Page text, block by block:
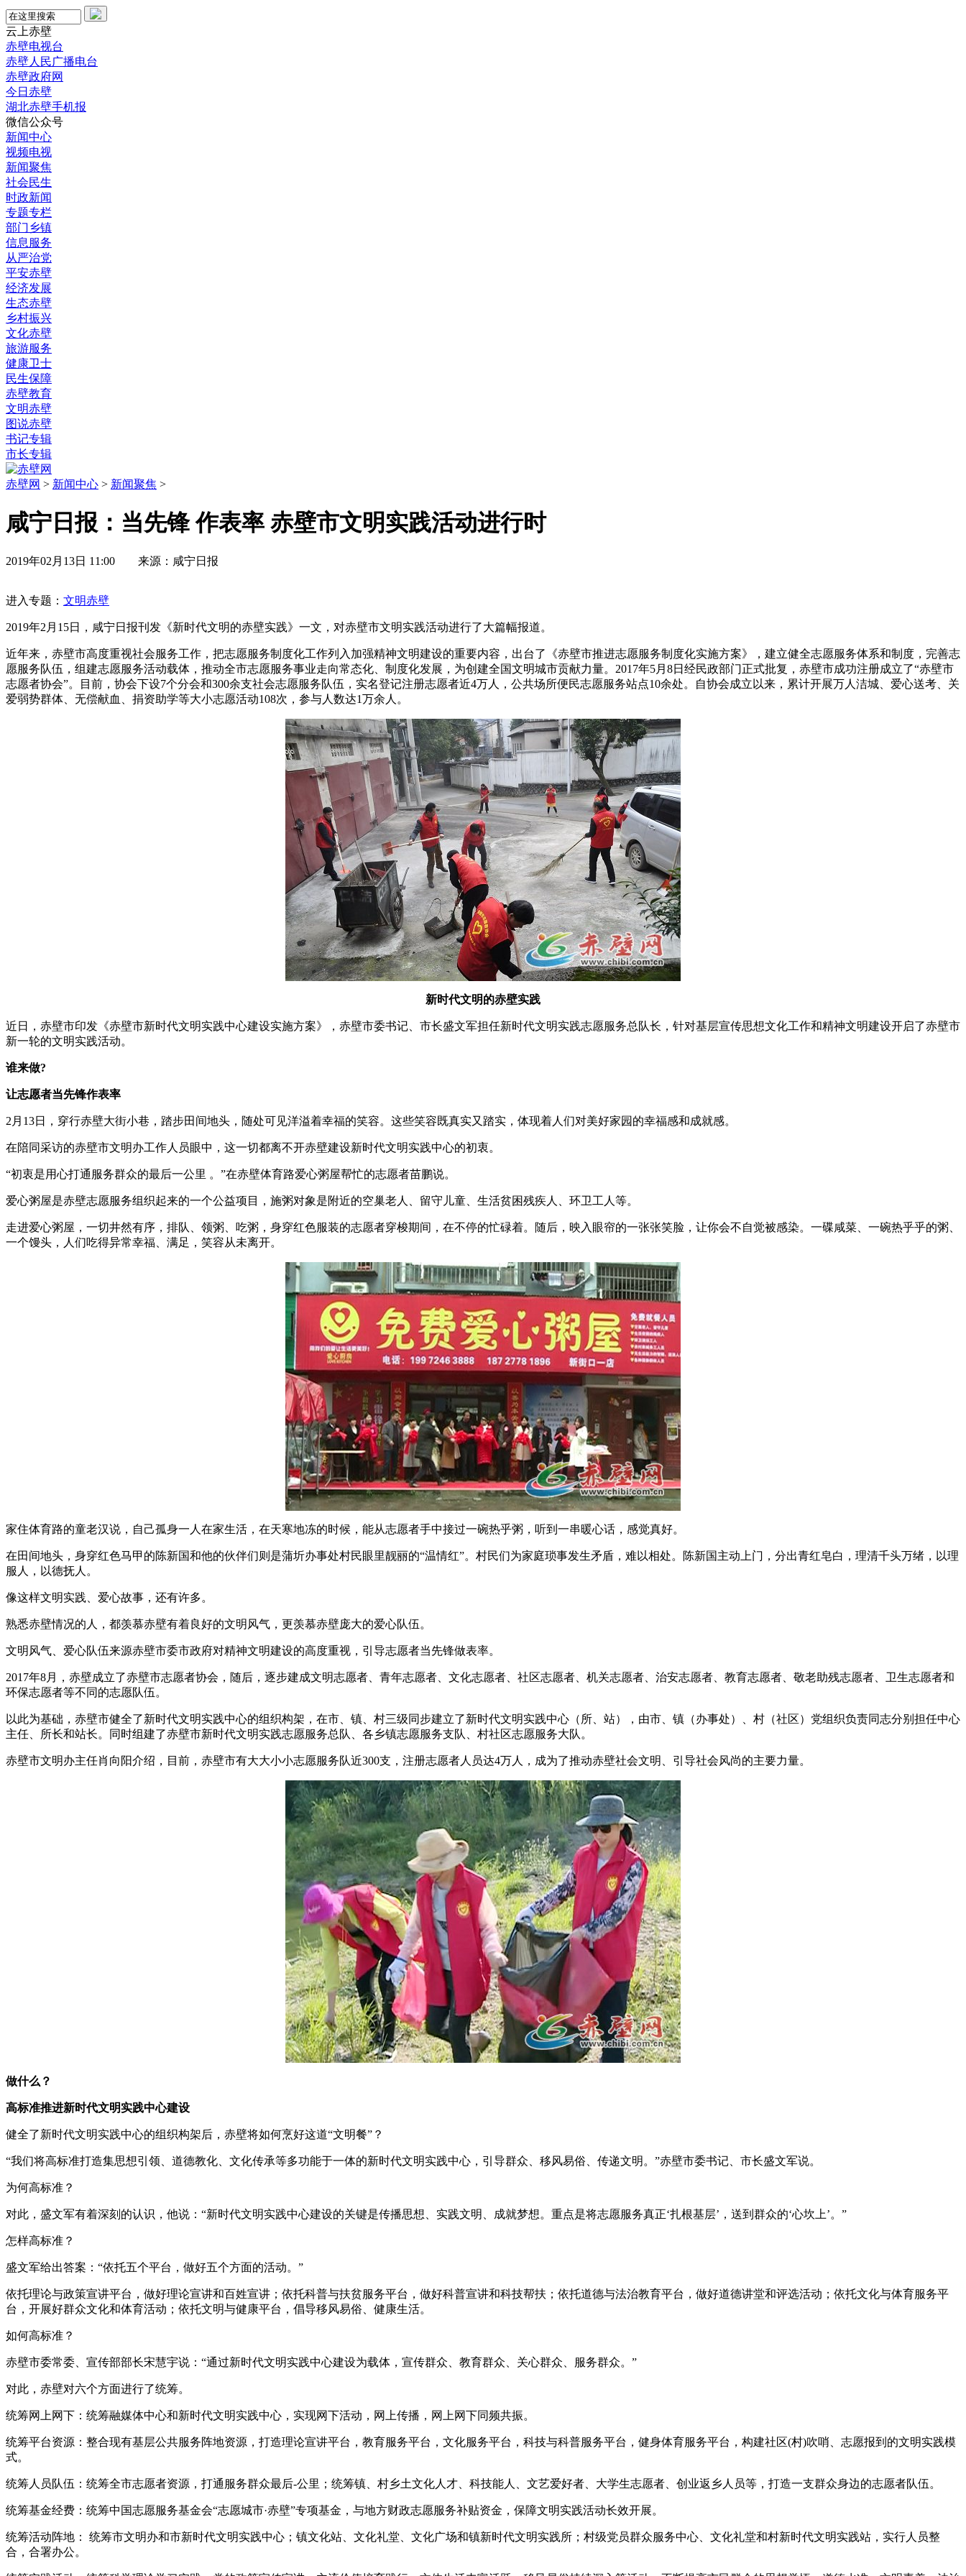
云上赤壁
赤壁电视台
赤壁人民广播电台
赤壁政府网
今日赤壁
湖北赤壁手机报
微信公众号
新闻中心
视频电视
新闻聚焦
社会民生
时政新闻
专题专栏
部门乡镇
信息服务
从严治党
平安赤壁
经济发展
生态赤壁
乡村振兴
文化赤壁
旅游服务
健康卫士
民生保障
赤壁教育
文明赤壁
图说赤壁
书记专辑
市长专辑
赤壁网 > 新闻中心 > 新闻聚焦 >
咸宁日报：当先锋 作表率 赤壁市文明实践活动进行时
2019年02月13日 11:00 来源：咸宁日报
进入专题： 文明赤壁
2019年2月15日，咸宁日报刊发《新时代文明的赤壁实践》一文，对赤壁市文明实践活动进行了大篇幅报道。
近年来，赤壁市高度重视社会服务工作，把志愿服务制度化工作列入加强精神文明建设的重要内容，出台了《赤壁市推进志愿服务制度化实施方案》，建立健全志愿服务体系和制度，完善志
愿服务队伍，组建志愿服务活动载体，推动全市志愿服务事业走向常态化、制度化发展，为创建全国文明城市贡献力量。2017年5月8日经民政部门正式批复，赤壁市成功注册成立了“赤壁市
志愿者协会”。目前，协会下设7个分会和300余支社会志愿服务队伍，实名登记注册志愿者近4万人，公共场所便民志愿服务站点10余处。自协会成立以来，累计开展万人洁城、爱心送考、关
爱弱势群体、无偿献血、捐资助学等大小志愿活动108次，参与人数达1万余人。
新时代文明的赤壁实践
近日，赤壁市印发《赤壁市新时代文明实践中心建设实施方案》，赤壁市委书记、市长盛文军担任新时代文明实践志愿服务总队长，针对基层宣传思想文化工作和精神文明建设开启了赤壁市
新一轮的文明实践活动。
谁来做?
让志愿者当先锋作表率
2月13日，穿行赤壁大街小巷，踏步田间地头，随处可见洋溢着幸福的笑容。这些笑容既真实又踏实，体现着人们对美好家园的幸福感和成就感。
在陪同采访的赤壁市文明办工作人员眼中，这一切都离不开赤壁建设新时代文明实践中心的初衷。
“初衷是用心打通服务群众的最后一公里 。”在赤壁体育路爱心粥屋帮忙的志愿者苗鹏说。
爱心粥屋是赤壁志愿服务组织起来的一个公益项目，施粥对象是附近的空巢老人、留守儿童、生活贫困残疾人、环卫工人等。
走进爱心粥屋，一切井然有序，排队、领粥、吃粥，身穿红色服装的志愿者穿梭期间，在不停的忙碌着。随后，映入眼帘的一张张笑脸，让你会不自觉被感染。一碟咸菜、一碗热乎乎的粥、
一个馒头，人们吃得异常幸福、满足，笑容从未离开。
家住体育路的童老汉说，自己孤身一人在家生活，在天寒地冻的时候，能从志愿者手中接过一碗热乎粥，听到一串暖心话，感觉真好。
在田间地头，身穿红色马甲的陈新国和他的伙伴们则是蒲圻办事处村民眼里靓丽的“温情红”。村民们为家庭琐事发生矛盾，难以相处。陈新国主动上门，分出青红皂白，理清千头万绪，以理
服人，以德抚人。
像这样文明实践、爱心故事，还有许多。
熟悉赤壁情况的人，都羡慕赤壁有着良好的文明风气，更羡慕赤壁庞大的爱心队伍。
文明风气、爱心队伍来源赤壁市委市政府对精神文明建设的高度重视，引导志愿者当先锋做表率。
2017年8月，赤壁成立了赤壁市志愿者协会，随后，逐步建成文明志愿者、青年志愿者、文化志愿者、社区志愿者、机关志愿者、治安志愿者、教育志愿者、敬老助残志愿者、卫生志愿者和
环保志愿者等不同的志愿队伍。
以此为基础，赤壁市健全了新时代文明实践中心的组织构架，在市、镇、村三级同步建立了新时代文明实践中心（所、站），由市、镇（办事处）、村（社区）党组织负责同志分别担任中心
主任、所长和站长。同时组建了赤壁市新时代文明实践志愿服务总队、各乡镇志愿服务支队、村社区志愿服务大队。
赤壁市文明办主任肖向阳介绍，目前，赤壁市有大大小小志愿服务队近300支，注册志愿者人员达4万人，成为了推动赤壁社会文明、引导社会风尚的主要力量。
做什么？
高标准推进新时代文明实践中心建设
健全了新时代文明实践中心的组织构架后，赤壁将如何烹好这道“文明餐”？
“我们将高标准打造集思想引领、道德教化、文化传承等多功能于一体的新时代文明实践中心，引导群众、移风易俗、传递文明。”赤壁市委书记、市长盛文军说。
为何高标准？
对此，盛文军有着深刻的认识，他说：“新时代文明实践中心建设的关键是传播思想、实践文明、成就梦想。重点是将志愿服务真正‘扎根基层’，送到群众的‘心坎上’。”
怎样高标准？
盛文军给出答案：“依托五个平台，做好五个方面的活动。”
依托理论与政策宣讲平台，做好理论宣讲和百姓宣讲；依托科普与扶贫服务平台，做好科普宣讲和科技帮扶；依托道德与法治教育平台，做好道德讲堂和评选活动；依托文化与体育服务平
台，开展好群众文化和体育活动；依托文明与健康平台，倡导移风易俗、健康生活。
如何高标准？
赤壁市委常委、宣传部部长宋慧宇说：“通过新时代文明实践中心建设为载体，宣传群众、教育群众、关心群众、服务群众。”
对此，赤壁对六个方面进行了统筹。
统筹网上网下：统筹融媒体中心和新时代文明实践中心，实现网下活动，网上传播，网上网下同频共振。
统筹平台资源：整合现有基层公共服务阵地资源，打造理论宣讲平台，教育服务平台，文化服务平台，科技与科普服务平台，健身体育服务平台，构建社区(村)吹哨、志愿报到的文明实践模
式。
统筹人员队伍：统筹全市志愿者资源，打通服务群众最后-公里；统筹镇、村乡土文化人才、科技能人、文艺爱好者、大学生志愿者、创业返乡人员等，打造一支群众身边的志愿者队伍。
统筹基金经费：统筹中国志愿服务基金会“志愿城市·赤壁”专项基金，与地方财政志愿服务补贴资金，保障文明实践活动长效开展。
统筹活动阵地： 统筹市文明办和市新时代文明实践中心；镇文化站、文化礼堂、文化广场和镇新时代文明实践所；村级党员群众服务中心、文化礼堂和村新时代文明实践站，实行人员整
合，合署办公。